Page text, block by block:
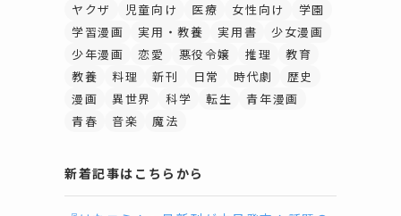
ヤクザ
児童向け 医療 女性向け
学園
学習漫画
実用・教養 実用書
少女漫画
少年漫画
恋愛 悪役令嬢 推理
教育
教養
料理 新刊 日常 時代劇
歴史
漫画
異世界 科学 転生
青年漫画
青春
音楽 魔法
新着記事はこちらから